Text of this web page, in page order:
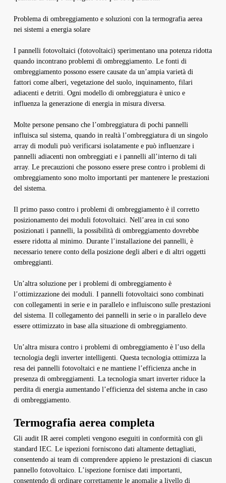
Problema di ombreggiamento e soluzioni con la termografia aerea
nei sistemi a energia solare
I pannelli fotovoltaici (fotovoltaici) sperimentano una potenza ridotta
quando incontrano problemi di ombreggiamento. Le fonti di
ombreggiamento possono essere causate da un’ampia varietà di
fattori come alberi, vegetazione del suolo, inquinamento, filari
adiacenti e detriti. Ogni modello di ombreggiatura è unico e
influenza la generazione di energia in misura diversa.
Molte persone pensano che l’ombreggiatura di pochi pannelli
influisca sul sistema, quando in realtà l’ombreggiatura di un singolo
array di moduli può verificarsi isolatamente e può influenzare i
pannelli adiacenti non ombreggiati e i pannelli all’interno di tali
array. Le precauzioni che possono essere prese contro i problemi di
ombreggiamento sono molto importanti per mantenere le prestazioni
del sistema.
Il primo passo contro i problemi di ombreggiamento è il corretto
posizionamento dei moduli fotovoltaici. Nell’area in cui sono
posizionati i pannelli, la possibilità di ombreggiamento dovrebbe
essere ridotta al minimo. Durante l’installazione dei pannelli, è
necessario tenere conto della posizione degli alberi e di altri oggetti
ombreggianti.
Un’altra soluzione per i problemi di ombreggiamento è
l’ottimizzazione dei moduli. I pannelli fotovoltaici sono combinati
con collegamenti in serie e in parallelo e influiscono sulle prestazioni
del sistema. Il collegamento dei pannelli in serie o in parallelo deve
essere ottimizzato in base alla situazione di ombreggiamento.
Un’altra misura contro i problemi di ombreggiamento è l’uso della
tecnologia degli inverter intelligenti. Questa tecnologia ottimizza la
resa dei pannelli fotovoltaici e ne mantiene l’efficienza anche in
presenza di ombreggiamenti. La tecnologia smart inverter riduce la
perdita di energia aumentando l’efficienza del sistema anche in caso
di ombreggiamento.
Termografia aerea completa
Gli audit IR aerei completi vengono eseguiti in conformità con gli
standard IEC. Le ispezioni forniscono dati altamente dettagliati,
consentendo ai team di comprendere appieno le prestazioni di ciascun
pannello fotovoltaico. L’ispezione fornisce dati importanti,
consentendo di ordinare correttamente le anomalie a livello di